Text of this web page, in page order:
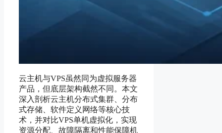
云主机与VPS虽然同为虚拟服务器
产品，但底层架构截然不同。本文
深入剖析云主机分布式集群、分布
式存储、软件定义网络等核心技
术，并对比VPS单机虚拟化，实现
资源分配、故障隔离和性能保障机